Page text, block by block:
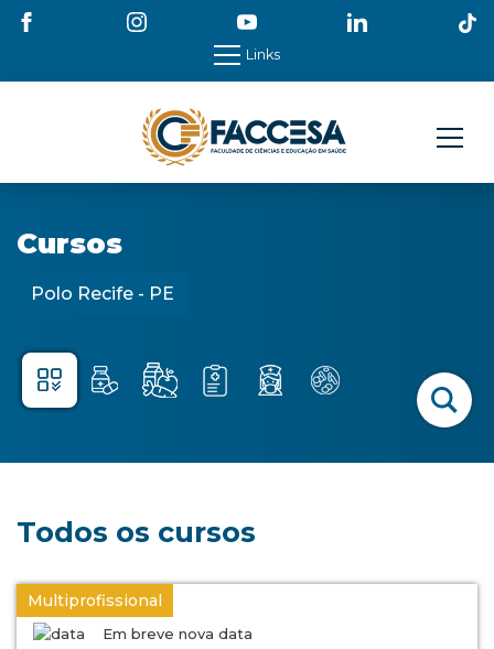
Links
Cursos
Polo Recife - PE
Todos os cursos
Multiprofissional
Em breve nova data